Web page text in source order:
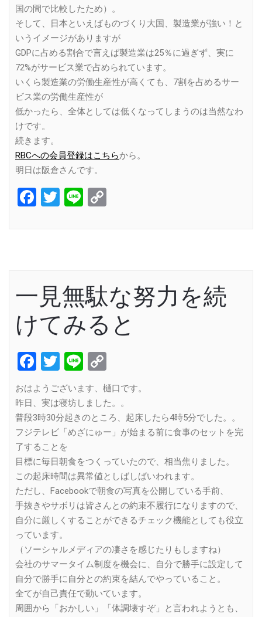
国の間で比較したため）。
そして、日本といえばものづくり大国、製造業が強い！と
いうイメージがありますが
GDPに占める割合で言えば製造業は25％に過ぎず、実に
72%がサービス業で占められています。
いくら製造業の労働生産性が高くても、7割を占めるサー
ビス業の労働生産性が
低かったら、全体としては低くなってしまうのは当然なわ
けです。
続きます。
RBCへの会員登録はこちらから。
明日は阪倉さんです。
Facebook
Twitter
Line
一見無駄な努力を続
けてみると
Facebook
Twitter
Line
Link
おはようございます、樋口です。
昨日、実は寝坊しました。。
普段3時30分起きのところ、起床したら4時5分でした。。
フジテレビ「めざにゅー」が始まる前に食事のセットを完
了することを
目標に毎日朝食をつくっていたので、相当焦りました。
この起床時間は異常値としばしばいわれます。
ただし、Facebookで朝食の写真を公開している手前、
手抜きやサボリは皆さんとの約束不履行になりますので、
自分に厳しくすることができるチェック機能としても役立
っています。
（ソーシャルメディアの凄さを感じたりもしますね）
会社のサマータイム制度を機会に、自分で勝手に設定して
自分で勝手に自分との約束を結んでやっていること。
全てが自己責任で動いています。
周囲から「おかしい」「体調壊すぞ」と言われようとも、